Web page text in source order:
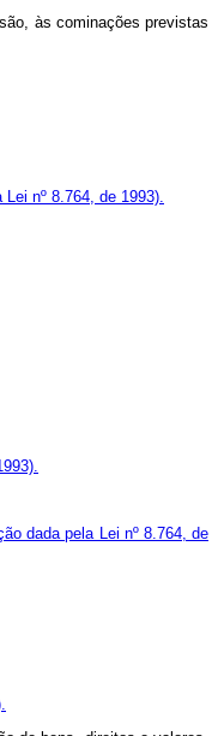
às cominações previstas
Lei nº 8.764, de 1993).
dada pela Lei nº 8.764, de